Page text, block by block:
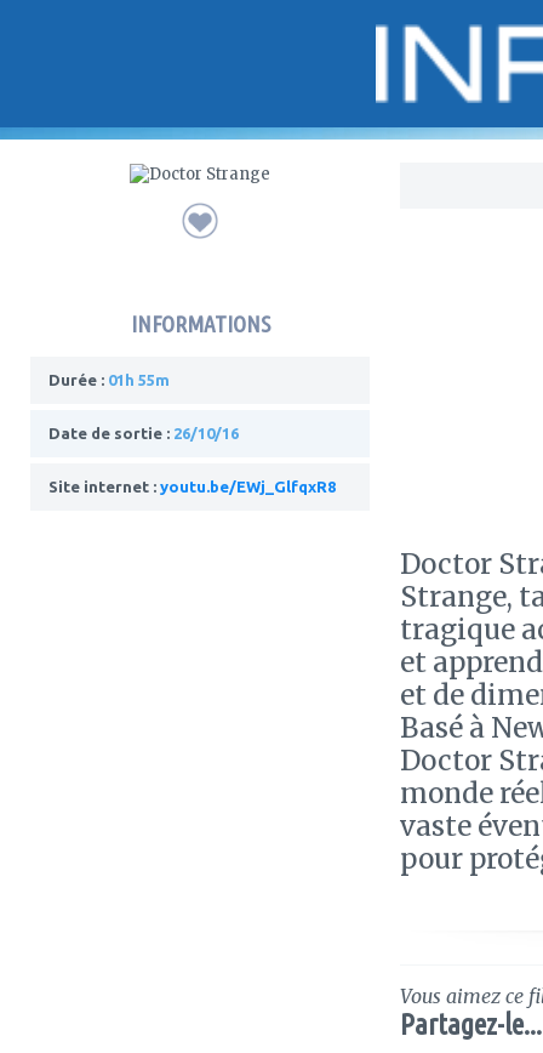
INFORMATIONS
Durée : 01h 55m
Date de sortie : 26/10/16
Site internet : youtu.be/EWj_GlfqxR8
Doctor
Strange,
tragique
et
et de
Basé à
Doctor
monde
vaste
pour
Vous aimez ce
Partagez-le...